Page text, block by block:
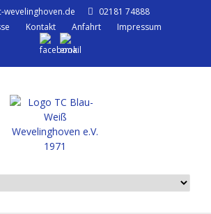
wevelinghoven.de
02181 74888
Kontakt Anfahrt Impressum